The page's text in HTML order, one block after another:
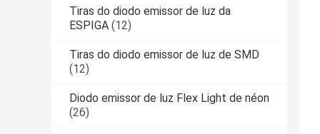
Tiras do diodo emissor de luz da
ESPIGA (12)
Tiras do diodo emissor de luz de SMD
(12)
Diodo emissor de luz Flex Light de néon
(26)